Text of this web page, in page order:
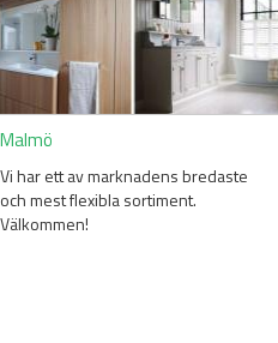
Malmö
Vi har ett av marknadens bredaste
och mest flexibla sortiment.
Välkommen!